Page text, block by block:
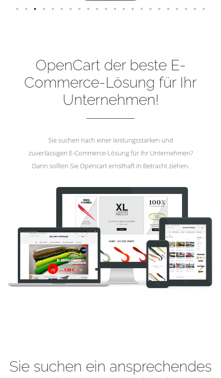
OpenCart der beste E-
Commerce-Lösung für Ihr
Unternehmen!
Sie suchen nach einer leistungsstarken und
zuverlässigen E-Commerce-Lösung für Ihr Unternehmen?
Dann sollten Sie Opencart ernsthaft in Betracht ziehen.
Sie suchen ein ansprechendes